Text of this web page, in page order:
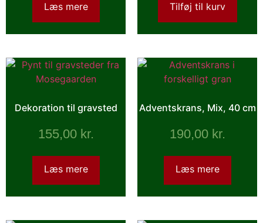
Læs mere Tilføj til kurv
Dekoration til gravsted
155,00 kr.
Læs mere
Adventskrans, Mix, 40 cm
190,00 kr.
Læs mere